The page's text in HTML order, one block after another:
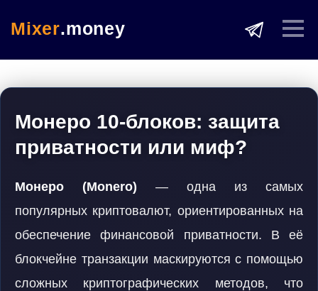
Mixer.money
Монеро 10-блоков: защита
приватности или миф?
Монеро (Monero) — одна из самых
популярных криптовалют, ориентированных на
обеспечение финансовой приватности. В её
блокчейне транзакции маскируются с помощью
сложных криптографических методов, что